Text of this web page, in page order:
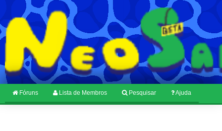
Fóruns Lista de Membros Pesquisar Ajuda